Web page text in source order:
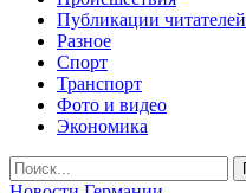
Публикации читателей
Разное
Спорт
Транспорт
Фото и видео
Экономика